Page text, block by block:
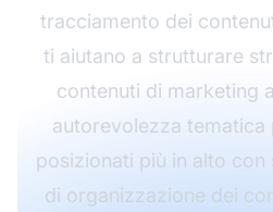
tracciamento dei
ti aiutano a strutturare
contenuti di marketing
autorevolezza tematica
posizionati più in alto con
di organizzazione dei